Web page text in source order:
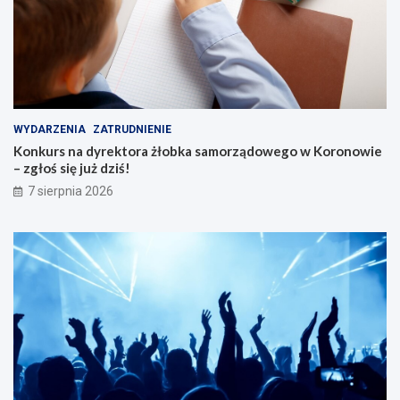
WYDARZENIA ZATRUDNIENIE
Konkurs na dyrektora żłobka samorządowego w Koronowie
– zgłoś się już dziś!
7 sierpnia 2026